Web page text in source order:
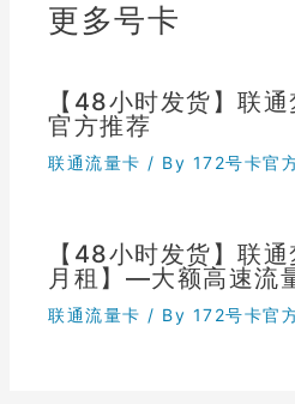
更多号卡
【48小时发货】联
官方推荐
联通流量卡 / By 172号卡官
【48小时发货】联
月租】—大额高速流
联通流量卡 / By 172号卡官